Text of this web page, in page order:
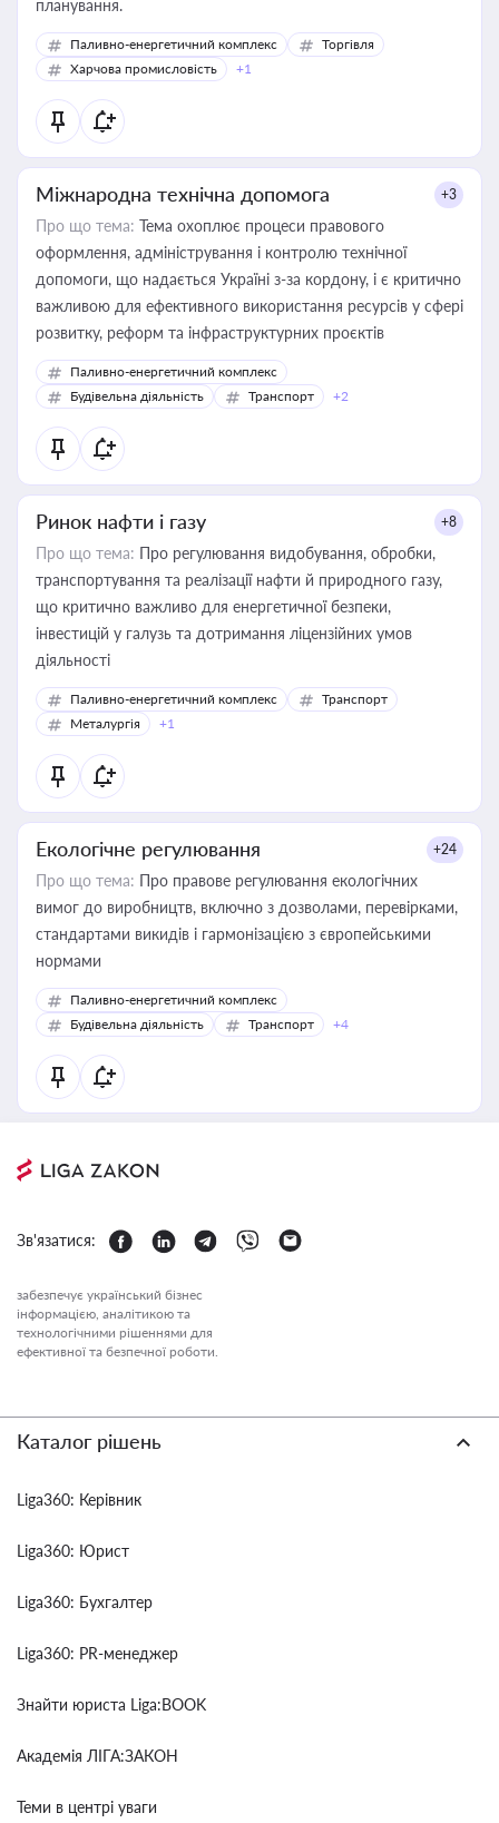
планування.
Паливно-енергетичний комплекс
Торгівля
Харчова промисловість
+1
Міжнародна технічна допомога +3
Про що тема: Тема охоплює процеси правового
оформлення, адміністрування і контролю технічної
допомоги, що надається Україні з-за кордону, і є критично
важливою для ефективного використання ресурсів у сфері
розвитку, реформ та інфраструктурних проєктів
Паливно-енергетичний комплекс
Будівельна діяльність
Транспорт +2
Ринок нафти і газу +8
Про що тема: Про регулювання видобування, обробки,
транспортування та реалізації нафти й природного газу,
що критично важливо для енергетичної безпеки,
інвестицій у галузь та дотримання ліцензійних умов
діяльності
Паливно-енергетичний комплекс
Транспорт
Металургія
+1
Екологічне регулювання +24
Про що тема: Про правове регулювання екологічних
вимог до виробництв, включно з дозволами, перевірками,
стандартами викидів і гармонізацією з європейськими
нормами
Паливно-енергетичний комплекс
Будівельна діяльність
Транспорт +4
Зв'язатися:
забезпечує український бізнес
інформацією, аналітикою та
технологічними рішеннями для
ефективної та безпечної роботи.
Каталог рішень
Liga360: Керівник
Liga360: Юрист
Liga360: Бухгалтер
Liga360: PR-менеджер
Знайти юриста Liga:BOOK
Академія ЛІГА:ЗАКОН
Теми в центрі уваги